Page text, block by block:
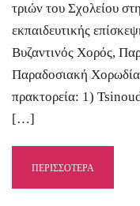
τριών του Σχολείου
εκπαιδευτικής
Βυζαντινός Χορός,
Παραδοσιακή
πρακτορεία: 1)
[…]
ΠΕΡΙΣΣΟΤΕΡΑ